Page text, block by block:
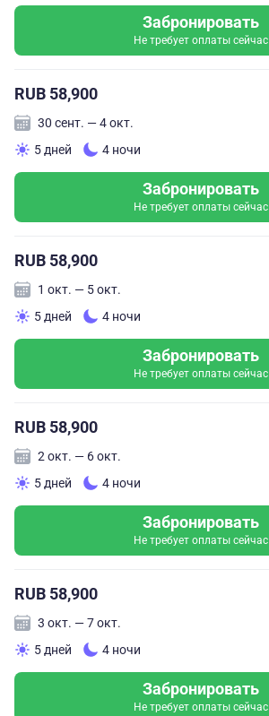
Забронировать
Не требует оплаты сейчас
RUB 58,900
30 сент. — 4 окт.
5 дней
4 ночи
Забронировать
Не требует оплаты сейчас
RUB 58,900
1 окт. — 5 окт.
5 дней
4 ночи
Забронировать
Не требует оплаты сейчас
RUB 58,900
2 окт. — 6 окт.
5 дней
4 ночи
Забронировать
Не требует оплаты сейчас
RUB 58,900
3 окт. — 7 окт.
5 дней
4 ночи
Забронировать
Не требует оплаты сейчас